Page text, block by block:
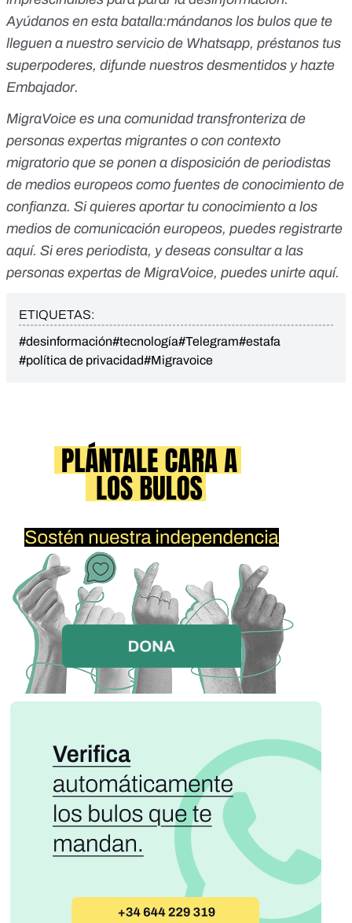
Ayúdanos en esta batalla:mándanos los bulos que te
lleguen a nuestro servicio de Whatsapp, préstanos tus
superpoderes, difunde nuestros desmentidos yhazte
Embajador.
MigraVoice es una comunidad transfronteriza de
personas expertas migrantes o con contexto
migratorio que se ponen a disposición de periodistas
de medios europeos como fuentes de conocimiento de
confianza. Si quieres aportar tu conocimiento a los
medios de comunicación europeos, puedes registrarte
aquí. Si eres periodista, y deseas consultar a las
personas expertas de MigraVoice, puedes unirte aquí.
ETIQUETAS:
#desinformación#tecnología#Telegram#estafa
#política de privacidad#Migravoice